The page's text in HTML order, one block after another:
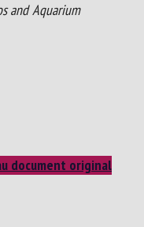
and Aquarium
document original